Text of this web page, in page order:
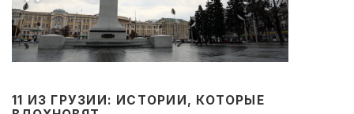
11 ИЗ ГРУЗИИ: ИСТОРИИ, КОТОРЫЕ